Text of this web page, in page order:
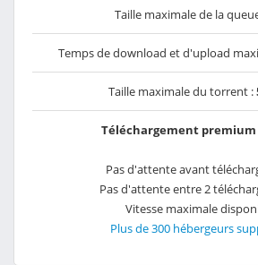
Taille maximale de la
Temps de download et d'upload
Taille maximale du torrent :
Téléchargement
Pas d'attente avant
Pas d'attente entre 2
Vitesse maximale
Plus de 300 hébergeurs